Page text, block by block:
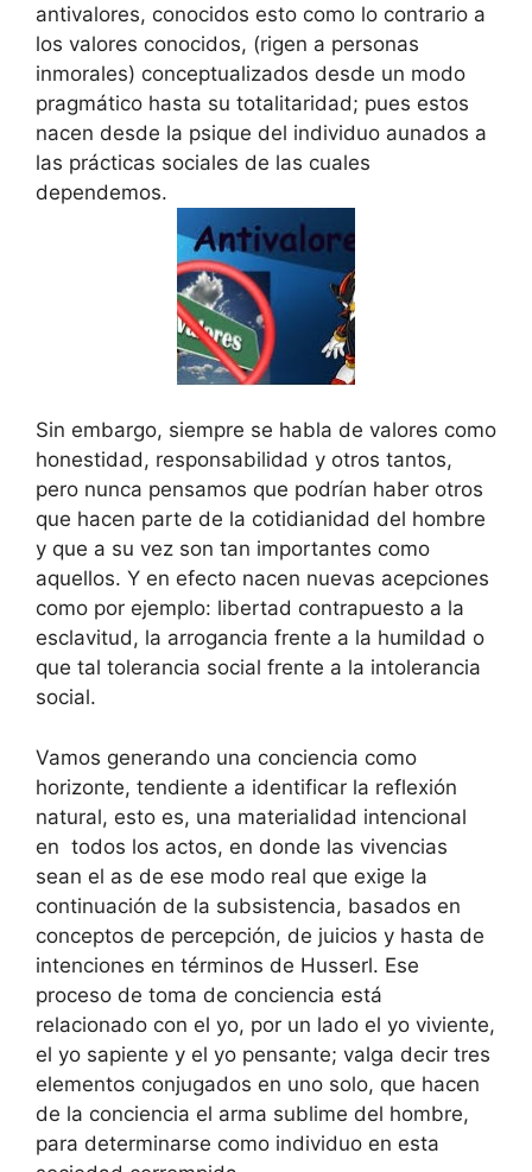
antivalores, conocidos esto como lo contrario a
los valores conocidos, (rigen a personas
inmorales) conceptualizados desde un modo
pragmático hasta su totalitaridad; pues estos
nacen desde la psique del individuo aunados a
las prácticas sociales de las cuales
dependemos.
Sin embargo, siempre se habla de valores como
honestidad, responsabilidad y otros tantos,
pero nunca pensamos que podrían haber otros
que hacen parte de la cotidianidad del hombre
y que a su vez son tan importantes como
aquellos. Y en efecto nacen nuevas acepciones
como por ejemplo: libertad contrapuesto a la
esclavitud, la arrogancia frente a la humildad o
que tal tolerancia social frente a la intolerancia
social.
Vamos generando una conciencia como
horizonte, tendiente a identificar la reflexión
natural, esto es, una materialidad intencional
en todos los actos, en donde las vivencias
sean el as de ese modo real que exige la
continuación de la subsistencia, basados en
conceptos de percepción, de juicios y hasta de
intenciones en términos de Husserl. Ese
proceso de toma de conciencia está
relacionado con el yo, por un lado el yo viviente,
el yo sapiente y el yo pensante; valga decir tres
elementos conjugados en uno solo, que hacen
de la conciencia el arma sublime del hombre,
para determinarse como individuo en esta